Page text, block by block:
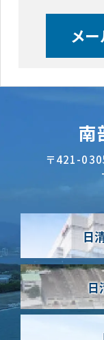
メー
日
日
南
〒421-